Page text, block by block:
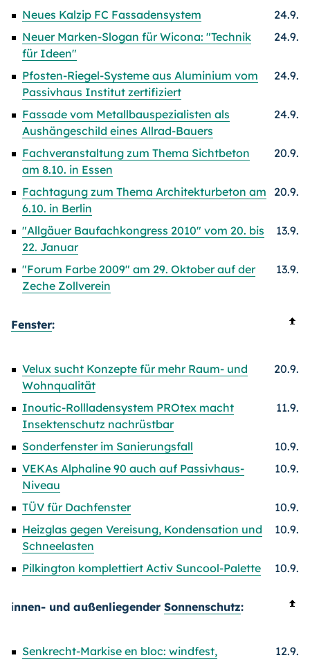
Neues Kalzip FC Fassadensystem
24.9.
Neuer Marken-Slogan für Wicona: "Technik
für Ideen"
24.9.
Pfosten-Riegel-Systeme aus Aluminium vom
Passivhaus Institut zertifiziert
24.9.
Fassade vom Metallbauspezialisten als
Aushängeschild eines Allrad-Bauers
24.9.
Fachveranstaltung zum Thema Sichtbeton
am 8.10. in Essen
20.9.
Fachtagung zum Thema Architekturbeton am
6.10. in Berlin
20.9.
"Allgäuer Baufachkongress 2010" vom 20. bis
22. Januar
13.9.
"Forum Farbe 2009" am 29. Oktober auf der
Zeche Zollverein
13.9.
Fenster:
Velux sucht Konzepte für mehr Raum- und
Wohnqualität
20.9.
Inoutic-Rollladensystem PROtex macht
Insektenschutz nachrüstbar
11.9.
Sonderfenster im Sanierungsfall
10.9.
VEKAs Alphaline 90 auch auf Passivhaus-
Niveau
10.9.
TÜV für Dachfenster
10.9.
Heizglas gegen Vereisung, Kondensation und
Schneelasten
10.9.
Pilkington komplettiert Activ Suncool-Palette 10.9.
innen- und außenliegender Sonnenschutz:
Senkrecht-Markise en bloc: windfest,
12.9.